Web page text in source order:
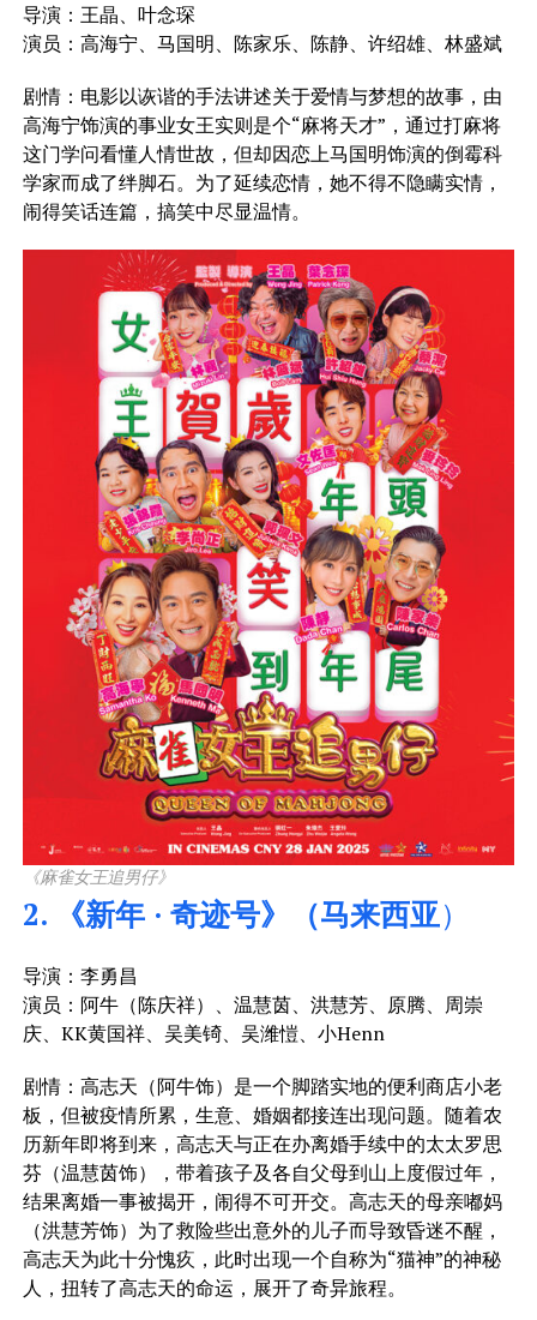
导演：王晶、叶念琛
演员：高海宁、马国明、陈家乐、陈静、许绍雄、林盛斌
剧情：电影以诙谐的手法讲述关于爱情与梦想的故事，由
高海宁饰演的事业女王实则是个“麻将天才”，通过打麻将
这门学问看懂人情世故，但却因恋上马国明饰演的倒霉科
学家而成了绊脚石。为了延续恋情，她不得不隐瞒实情，
闹得笑话连篇，搞笑中尽显温情。
《麻雀女王追男仔》
2. 《新年 · 奇迹号》（马来西亚）
导演：李勇昌
演员：阿牛（陈庆祥）、温慧茵、洪慧芳、原腾、周崇
庆、KK黄国祥、吴美锜、吴潍愷、小Henn
剧情：高志天（阿牛饰）是一个脚踏实地的便利商店小老
板，但被疫情所累，生意、婚姻都接连出现问题。随着农
历新年即将到来，高志天与正在办离婚手续中的太太罗思
芬（温慧茵饰），带着孩子及各自父母到山上度假过年，
结果离婚一事被揭开，闹得不可开交。高志天的母亲嘟妈
（洪慧芳饰）为了救险些出意外的儿子而导致昏迷不醒，
高志天为此十分愧疚，此时出现一个自称为“猫神”的神秘
人，扭转了高志天的命运，展开了奇异旅程。